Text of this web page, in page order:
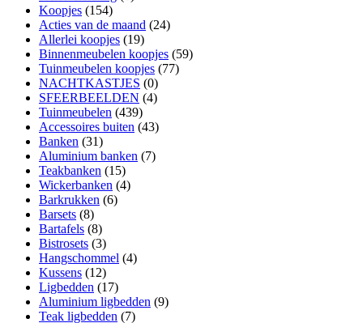
Koopjes (154)
Acties van de maand (24)
Allerlei koopjes (19)
Binnenmeubelen koopjes (59)
Tuinmeubelen koopjes (77)
NACHTKASTJES (0)
SFEERBEELDEN (4)
Tuinmeubelen (439)
Accessoires buiten (43)
Banken (31)
Aluminium banken (7)
Teakbanken (15)
Wickerbanken (4)
Barkrukken (6)
Barsets (8)
Bartafels (8)
Bistrosets (3)
Hangschommel (4)
Kussens (12)
Ligbedden (17)
Aluminium ligbedden (9)
Teak ligbedden (7)